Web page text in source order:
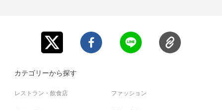
・限定数に達し次第、販売終了となりますのでご了承くだ
・ご支援の際は、本文記載の【ご支援にあたってのご注意
カテゴリーから探す
レストラン・飲食店 ファッション